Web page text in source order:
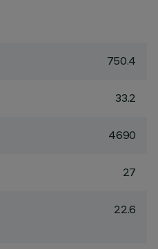
750.4
33.2
4690
27
22.6